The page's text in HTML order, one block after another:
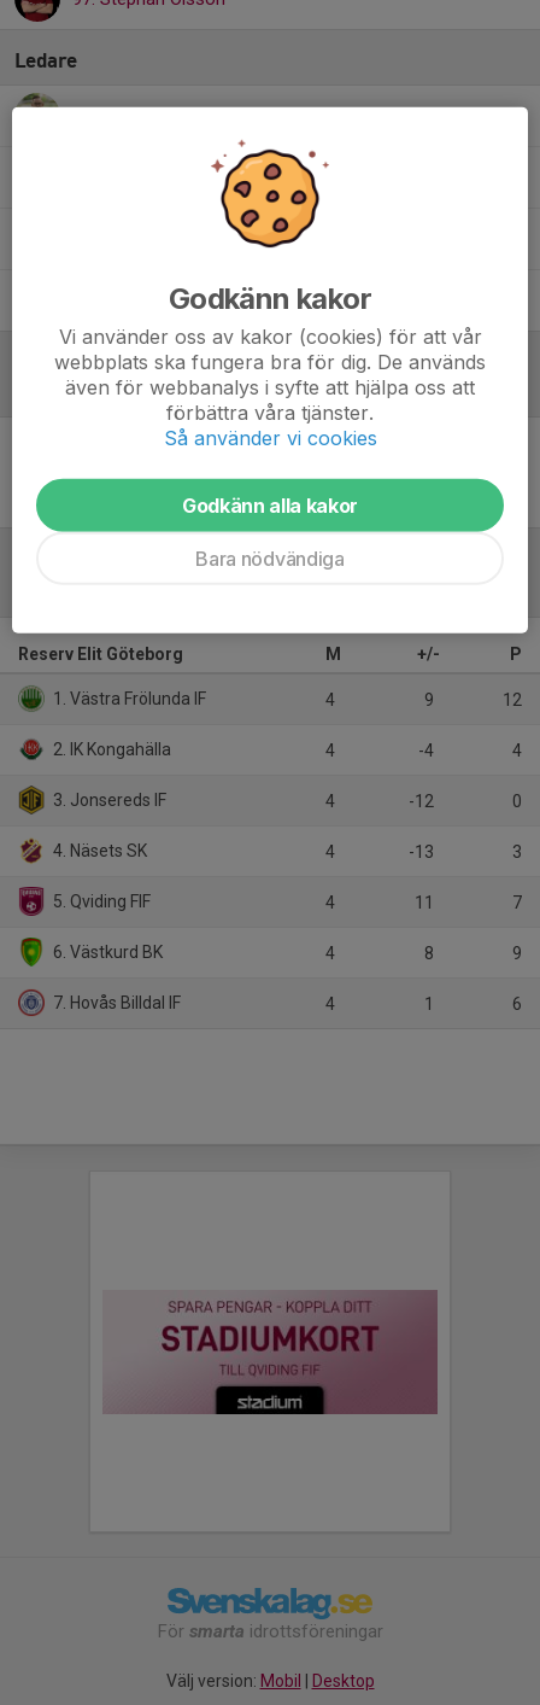
Ledare
Tränare
Materialförvaltare
Tobias SanneAssisterande tränare
Referat
Reserv Elit Göteborg M +/- P
1. Västra Frölunda IF 4 9 12
2. IK Kongahälla 4 -4 4
3. Jonsereds IF 4 -12 0
4. Näsets SK 4 -13 3
5. Qviding FIF 4 11 7
6. Västkurd BK 4 8 9
7. Hovås Billdal IF 4 1 6
För smarta idrottsföreningar
Välj version: Mobil Desktop
Godkänn kakor
Vi använder oss av kakor (cookies) för att vår
webbplats ska fungera bra för dig. De används
även för webbanalys i syfte att hjälpa oss att
förbättra våra tjänster.
Så använder vi cookies
Godkänn alla kakor
Bara nödvändiga